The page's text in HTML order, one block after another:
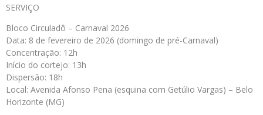
SERVIÇO
Bloco Circuladô – Carnaval 2026
Data: 8 de fevereiro de 2026 (domingo de pré-Carnaval)
Concentração: 12h
Início do cortejo: 13h
Dispersão: 18h
Local: Avenida Afonso Pena (esquina com Getúlio Vargas) – Belo
Horizonte (MG)